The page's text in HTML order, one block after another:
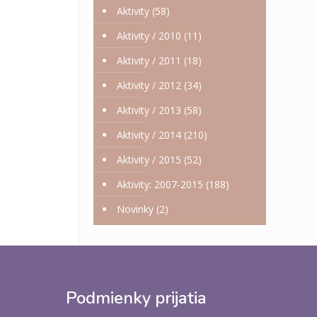
Aktivity(58)
Aktivity / 2010 (11)
Aktivity / 2011 (18)
Aktivity / 2012(34)
Aktivity / 2013 (58)
Aktivity / 2014(210)
Aktivity / 2015 (52)
Aktivity: 2007-2015 (188)
Novinky(2)
Podmienky prijatia